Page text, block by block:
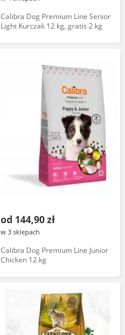
Calibra Dog Premium Line Senior
Light Kurczak 12 kg, gratis 2 kg
od 144,90 zł
w 3 sklepach
Calibra Dog Premium Line Junior
Chicken 12 kg